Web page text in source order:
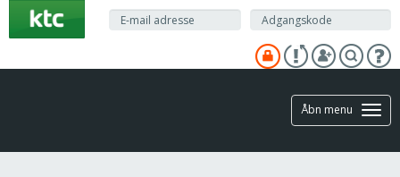
hovedindhold
Åbn menu